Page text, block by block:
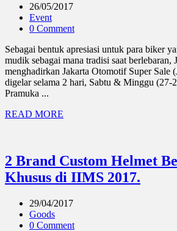
26/05/2017
Event
0 Comment
Sebagai bentuk apresiasi untuk para biker
mudik sebagai mana tradisi saat berlebaran,
menghadirkan Jakarta Otomotif Super Sale
digelar selama 2 hari, Sabtu & Minggu (27-
Pramuka ...
READ MORE
2 Brand Custom Helmet
Khusus di IIMS 2017.
29/04/2017
Goods
0 Comment